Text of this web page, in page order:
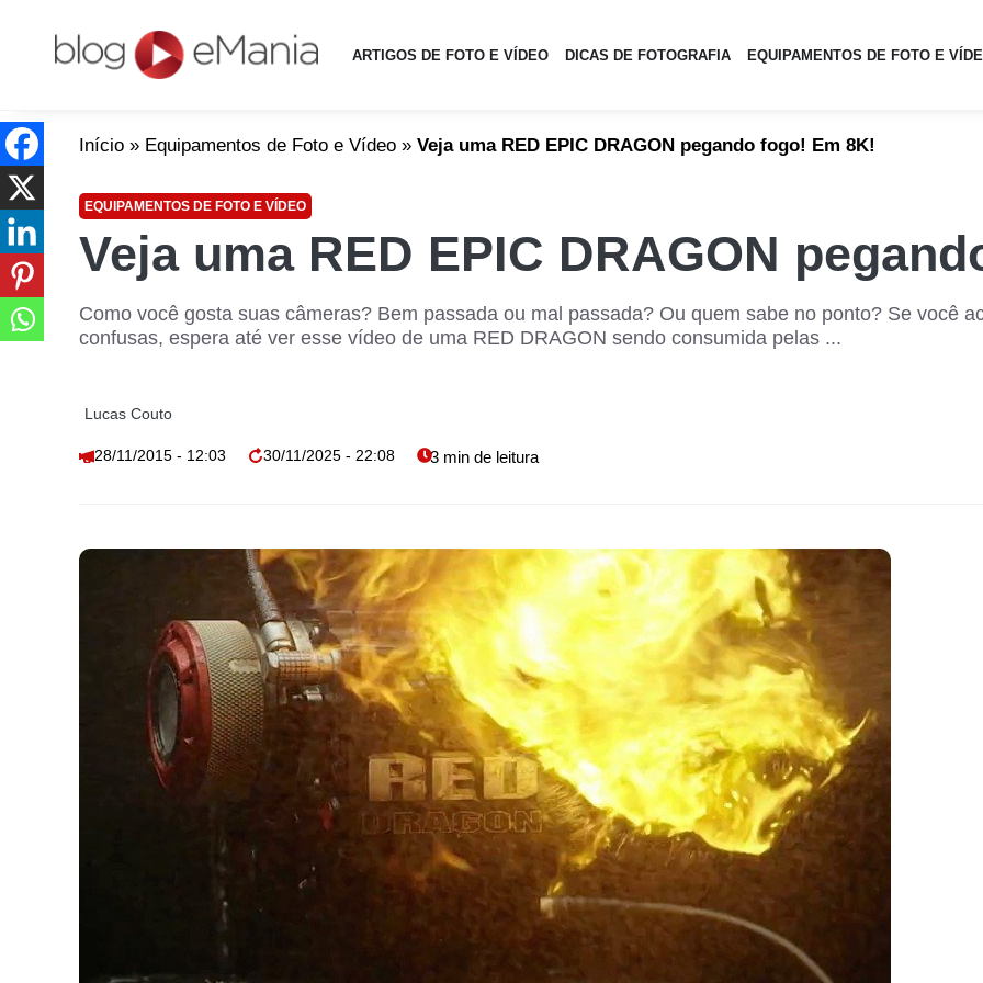
ARTIGOS DE FOTO E VÍDEO DICAS DE FOTOGRAFIA EQUIPAMENTOS DE FOTO E
Início » Equipamentos de Foto e Vídeo » Veja uma RED EPIC DRAGON pegando fogo! Em 8K!
EQUIPAMENTOS DE FOTO E VÍDEO
Veja uma RED EPIC DRAGON
Como você gosta suas câmeras? Bem passada ou mal passada? Ou quem sabe no ponto? Se você
confusas, espera até ver esse vídeo de uma RED DRAGON sendo consumida pelas ...
Lucas Couto
28/11/2015 - 12:03 30/11/2025 - 22:08